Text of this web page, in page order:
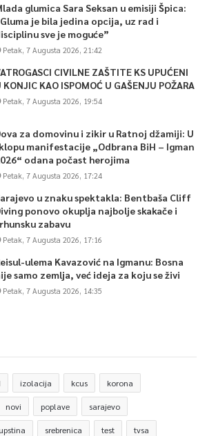
glumica Sara Seksan u emisiji Špica:
je bila jedina opcija, uz rad i
sve je moguće”
Petak, 7 Augusta 2026, 21:42
CIVILNE ZAŠTITE KS UPUĆENI
KONJIC KAO ISPOMOĆ U GAŠENJU POŽARA
Petak, 7 Augusta 2026, 19:54
za domovinu i zikir u Ratnoj džamiji: U
manifestacije „Odbrana BiH – Igman
odana počast herojima
Petak, 7 Augusta 2026, 17:24
u znaku spektakla: Bentbaša Cliff
ponovo okuplja najbolje skakače i
zabavu
Petak, 7 Augusta 2026, 17:16
ulema Kavazović na Igmanu: Bosna
samo zemlja, već ideja za koju se živi
Petak, 7 Augusta 2026, 14:35
izolacija kcus korona
novi poplave sarajevo
srebrenica test tvsa